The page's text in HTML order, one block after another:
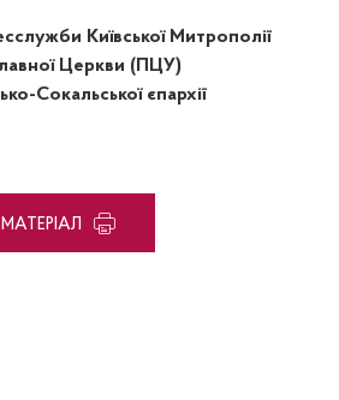
Київської Митрополії
Церкви (ПЦУ)
Сокальської єпархії